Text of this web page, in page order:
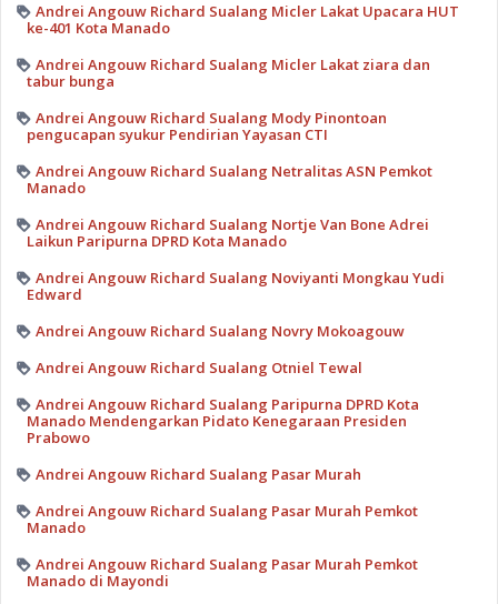
Andrei Angouw Richard Sualang Micler Lakat Upacara HUT
ke-401 Kota Manado
Andrei Angouw Richard Sualang Micler Lakat ziara dan
tabur bunga
Andrei Angouw Richard Sualang Mody Pinontoan
pengucapan syukur Pendirian Yayasan CTI
Andrei Angouw Richard Sualang Netralitas ASN Pemkot
Manado
Andrei Angouw Richard Sualang Nortje Van Bone Adrei
Laikun Paripurna DPRD Kota Manado
Andrei Angouw Richard Sualang Noviyanti Mongkau Yudi
Edward
Andrei Angouw Richard Sualang Novry Mokoagouw
Andrei Angouw Richard Sualang Otniel Tewal
Andrei Angouw Richard Sualang Paripurna DPRD Kota
Manado Mendengarkan Pidato Kenegaraan Presiden
Prabowo
Andrei Angouw Richard Sualang Pasar Murah
Andrei Angouw Richard Sualang Pasar Murah Pemkot
Manado
Andrei Angouw Richard Sualang Pasar Murah Pemkot
Manado di Mayondi